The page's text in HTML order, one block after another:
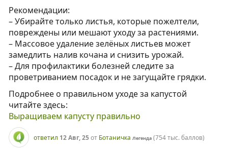
Рекомендации:
– Убирайте только листья, которые пожелтели,
повреждены или мешают уходу за растениями.
– Массовое удаление зелёных листьев может
замедлить налив кочана и снизить урожай.
– Для профилактики болезней следите за
проветриванием посадок и не загущайте грядки.
Подробнее о правильном уходе за капустой
читайте здесь:
Выращиваем капусту правильно
ответил 12 Авг, 25от Ботаничка Легенда (754 тыс.баллов)